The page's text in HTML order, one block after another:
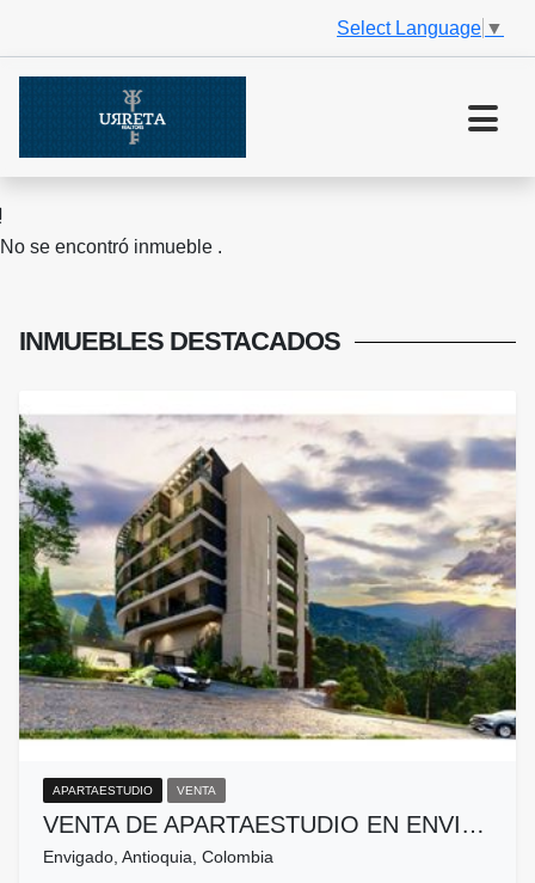
Select Language ▼
No se encontró inmueble .
INMUEBLES DESTACADOS
APARTAESTUDIO VENTA
VENTA DE APARTAESTUDIO EN ENVI…
Envigado, Antioquia, Colombia